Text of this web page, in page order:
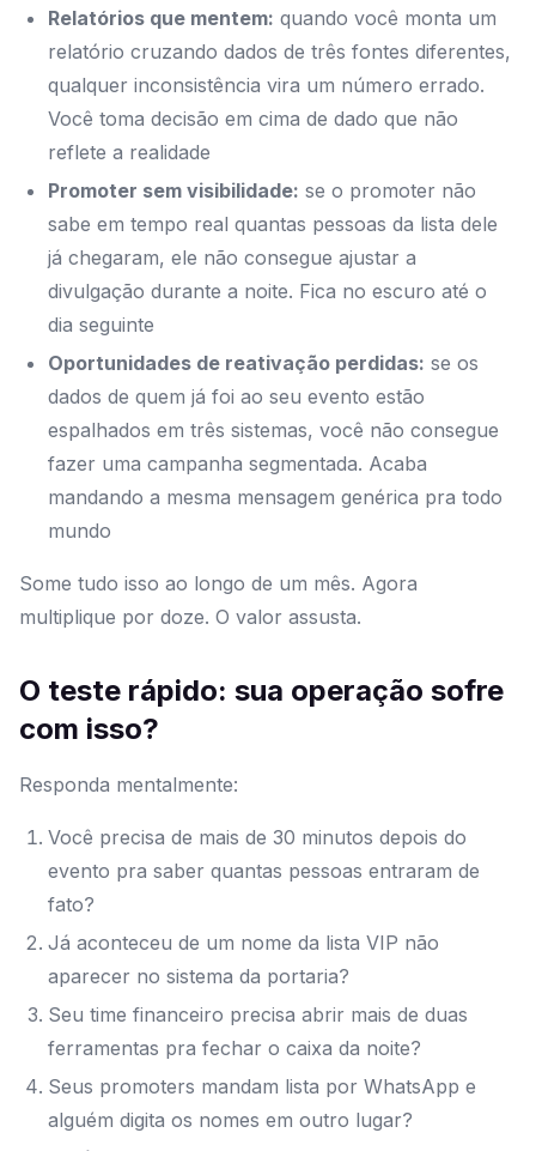
Relatórios que mentem: quando você monta um
relatório cruzando dados de três fontes diferentes,
qualquer inconsistência vira um número errado.
Você toma decisão em cima de dado que não
reflete a realidade
Promoter sem visibilidade: se o promoter não
sabe em tempo real quantas pessoas da lista dele
já chegaram, ele não consegue ajustar a
divulgação durante a noite. Fica no escuro até o
dia seguinte
Oportunidades de reativação perdidas: se os
dados de quem já foi ao seu evento estão
espalhados em três sistemas, você não consegue
fazer uma campanha segmentada. Acaba
mandando a mesma mensagem genérica pra todo
mundo
Some tudo isso ao longo de um mês. Agora
multiplique por doze. O valor assusta.
O teste rápido: sua operação sofre
com isso?
Responda mentalmente:
Você precisa de mais de 30 minutos depois do
evento pra saber quantas pessoas entraram de
fato?
Já aconteceu de um nome da lista VIP não
aparecer no sistema da portaria?
Seu time financeiro precisa abrir mais de duas
ferramentas pra fechar o caixa da noite?
Seus promoters mandam lista por WhatsApp e
alguém digita os nomes em outro lugar?